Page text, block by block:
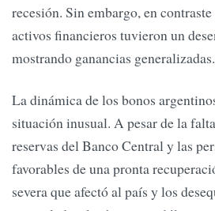
recesión. Sin embargo, en
activos financieros tuvieron un
mostrando ganancias generalizadas.
La dinámica de los bonos
situación inusual. A pesar de la
reservas del Banco Central y las
favorables de una pronta
severa que afectó al país y los